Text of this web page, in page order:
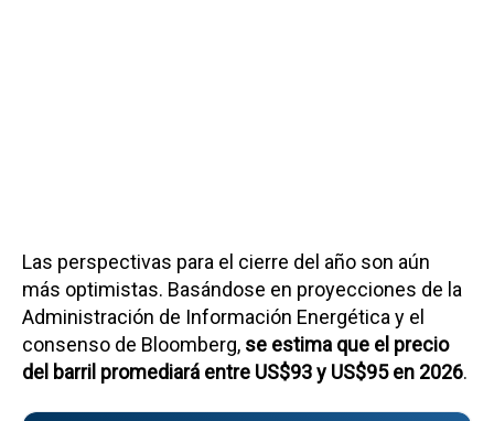
Las perspectivas para el cierre del año son aún
más optimistas. Basándose en proyecciones de la
Administración de Información Energética y el
consenso de Bloomberg, se estima que el precio
del barril promediará entre US$93 y US$95 en 2026.